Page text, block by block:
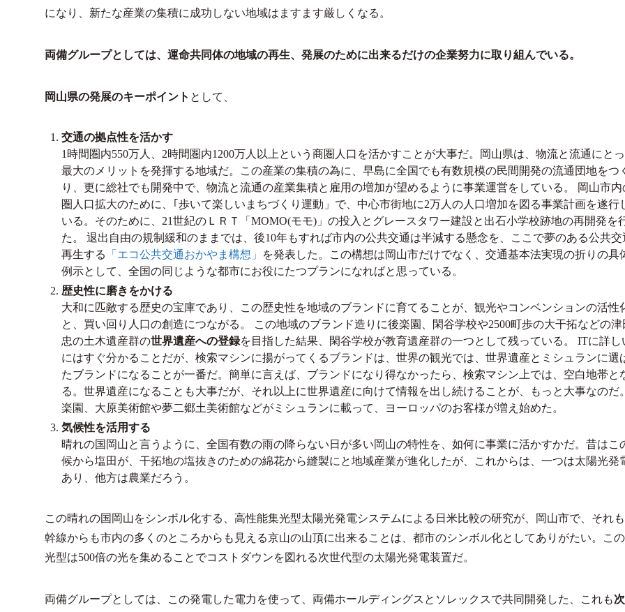
になり、新たな産業の集積に成功しない地域はますます厳しくなる。
両備グループとしては、運命共同体の地域の再生、発展のために出来るだけの企業努力に取り組んでいる。
岡山県の発展のキーポイント として、
交通の拠点性を活かす
1時間圏内550万人、2時間圏内1200万人以上という商圏人口を活かすことが大事だ。岡山県は、物流と流通にと
最大のメリットを発揮する地域だ。この産業の集積の為に、早島に全国でも有数規模の民間開発の流通団地をつ
り、更に総社でも開発中で、物流と流通の産業集積と雇用の増加が望めるように事業運営をしている。 岡山市内
圏人口拡大のために、｢歩いて楽しいまちづくり運動」で、中心市街地に2万人の人口増加を図る事業計画を遂行
いる。そのために、21世紀のＬＲＴ「MOMO(モモ)」の投入とグレースタワー建設と出石小学校跡地の再開発を
た。 退出自由の規制緩和のままでは、後10年もすれば市内の公共交通は半減する懸念を、ここで夢のある公共交
再生する
「エコ公共交通おかやま構想」
を発表した。この構想は岡山市だけでなく、交通基本法実現の折りの具
例示として、全国の同じような都市にお役にたつプランになればと思っている。
歴史性に磨きをかける
大和に匹敵する歴史の宝庫であり、この歴史性を地域のブランドに育てることが、観光やコンベンションの活性
と、買い回り人口の創造につながる。 この地域のブランド造りに後楽園、閑谷学校や2500町歩の大干拓などの津
忠の土木遺産群の世界遺産への登録を目指した結果、閑谷学校が教育遺産群の一つとして残っている。 ITに詳し
にはすぐ分かることだが、検索マシンに揚がってくるブランドは、世界の観光では、世界遺産とミシュランに選
たブランドになることが一番だ。簡単に言えば、ブランドになり得なかったら、検索マシン上では、空白地帯と
る。世界遺産になることも大事だが、それ以上に世界遺産に向けて情報を出し続けることが、もっと大事なのだ
楽園、大原美術館や夢二郷土美術館などがミシュランに載って、ヨーロッパのお客様が増え始めた。
気候性を活用する
晴れの国岡山と言うように、全国有数の雨の降らない日が多い岡山の特性を、如何に事業に活かすかだ。昔はこ
候から塩田が、干拓地の塩抜きのための綿花から縫製にと地域産業が進化したが、これからは、一つは太陽光発
あり、他方は農業だろう。
この晴れの国岡山をシンボル化する、高性能集光型太陽光発電システムによる日米比較の研究が、岡山市で、それ
幹線からも市内の多くのところからも見える京山の山頂に出来ることは、都市のシンボル化としてありがたい。こ
光型は500倍の光を集めることでコストダウンを図れる次世代型の太陽光発電装置だ。
両備グループとしては、この発電した電力を使って、両備ホールディングスとソレックスで共同開発した、これも